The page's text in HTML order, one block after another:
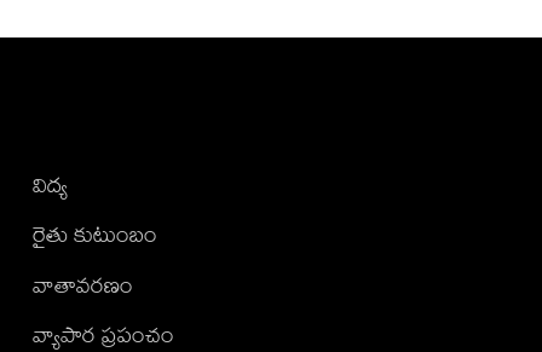
విద్య
రైతు కుటుంబం
వాతావరణం
వ్యాపార ప్రపంచం